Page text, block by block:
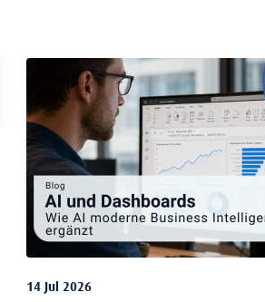
14 Jul 2026